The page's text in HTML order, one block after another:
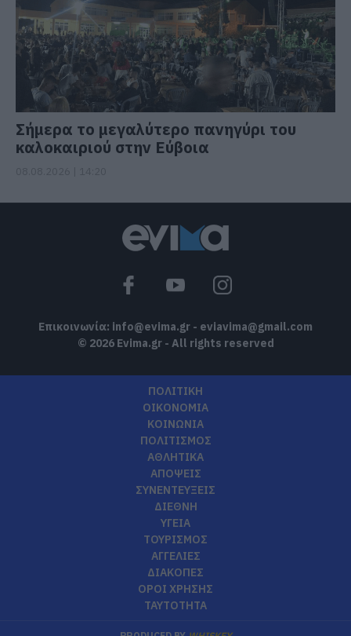
Σήμερα το μεγαλύτερο πανηγύρι του
καλοκαιριού στην Εύβοια
Επικοινωνία: info@evima.gr - eviavima@gmail.com
© 2026 Evima.gr - All rights reserved
ΠΟΛΙΤΙΚΗ
ΟΙΚΟΝΟΜΙΑ
ΚΟΙΝΩΝΙΑ
ΠΟΛΙΤΙΣΜΟΣ
ΑΘΛΗΤΙΚΑ
ΑΠΟΨΕΙΣ
ΣΥΝΕΝΤΕΥΞΕΙΣ
ΔΙΕΘΝΗ
ΥΓΕΙΑ
ΤΟΥΡΙΣΜΟΣ
ΑΓΓΕΛΙΕΣ
ΔΙΑΚΟΠΕΣ
ΟΡΟΙ ΧΡΗΣΗΣ
ΤΑΥΤΟΤΗΤΑ